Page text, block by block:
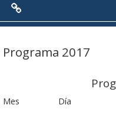
Menú
Antecedentes
Programa 2017
Mes Día